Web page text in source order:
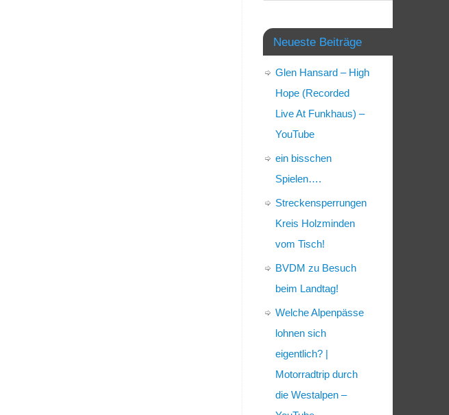
Neueste Beiträge
Glen Hansard – High
Hope (Recorded
Live At Funkhaus) –
YouTube
ein bisschen
Spielen….
Streckensperrungen
Kreis Holzminden
vom Tisch!
BVDM zu Besuch
beim Landtag!
Welche Alpenpässe
lohnen sich
eigentlich? |
Motorradtrip durch
die Westalpen –